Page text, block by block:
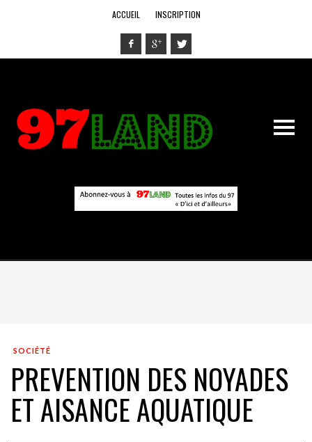
ACCUEIL INSCRIPTION
SOCIÉTÉ
PREVENTION DES NOYADES
ET AISANCE AQUATIQUE